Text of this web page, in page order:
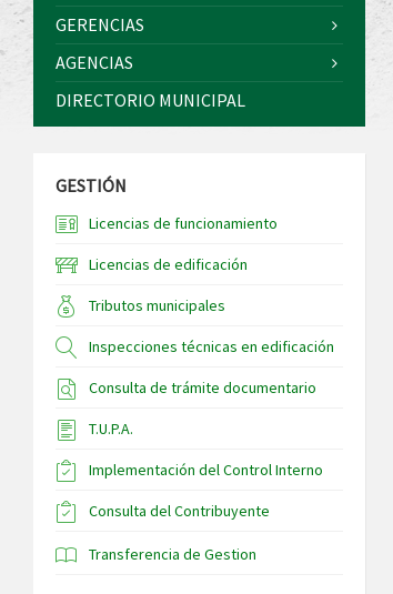
GERENCIAS
AGENCIAS
DIRECTORIO MUNICIPAL
GESTIÓN
Licencias de funcionamiento
Licencias de edificación
Tributos municipales
Inspecciones técnicas en edificación
Consulta de trámite documentario
T.U.P.A.
Implementación del Control Interno
Consulta del Contribuyente
Transferencia de Gestion